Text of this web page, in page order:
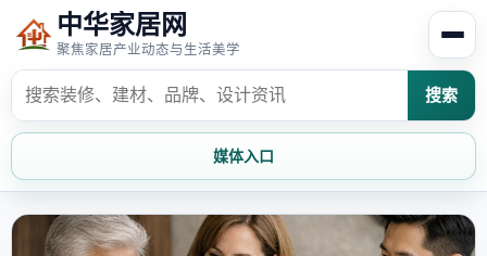
中华家居网
聚焦家居产业动态与生活美学
搜索
媒体入口
首页 家居资讯